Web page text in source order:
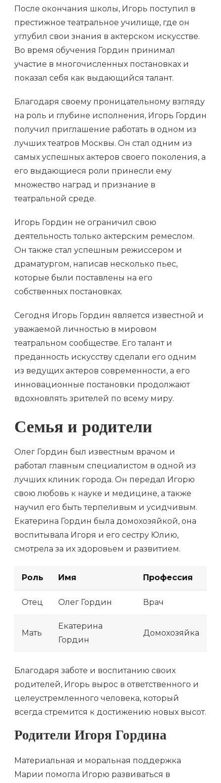
После окончания школы, Игорь поступил в
престижное театральное училище, где он
углубил свои знания в актерском искусстве.
Во время обучения Гордин принимал
участие в многочисленных постановках и
показал себя как выдающийся талант.
Благодаря своему проницательному взгляду
на роль и глубине исполнения, Игорь Гордин
получил приглашение работать в одном из
лучших театров Москвы. Он стал одним из
самых успешных актеров своего поколения, а
его выдающиеся роли принесли ему
множество наград и признание в
театральной среде.
Игорь Гордин не ограничил свою
деятельность только актерским ремеслом.
Он также стал успешным режиссером и
драматургом, написав несколько пьес,
которые были поставлены на его
собственных постановках.
Сегодня Игорь Гордин является известной и
уважаемой личностью в мировом
театральном сообществе. Его талант и
преданность искусству сделали его одним
из ведущих актеров современности, а его
инновационные постановки продолжают
вдохновлять зрителей по всему миру.
Семья и родители
Олег Гордин был известным врачом и
работал главным специалистом в одной из
лучших клиник города. Он передал Игорю
свою любовь к науке и медицине, а также
научил его быть терпеливым и усидчивым.
Екатерина Гордин была домохозяйкой, она
воспитывала Игоря и его сестру Юлию,
смотрела за их здоровьем и развитием.
Роль Имя Профессия
Отец Олег Гордин Врач
Мать
Екатерина
Гордин
Домохозяйка
Благодаря заботе и воспитанию своих
родителей, Игорь вырос в ответственного и
целеустремленного человека, который
всегда стремится к достижению новых высот.
Родители Игоря Гордина
Материальная и моральная поддержка
Марии помогла Игорю развиваться в